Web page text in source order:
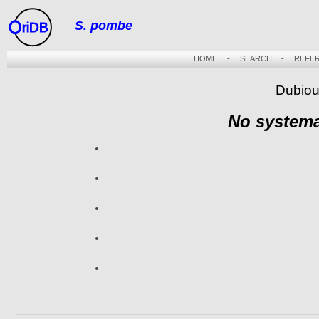
riDB S. pombe
HOME- SEARCH -
No